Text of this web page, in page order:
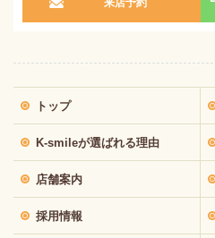
来店予約
トップ
K-smileが選ばれる理由
店舗案内
採用情報